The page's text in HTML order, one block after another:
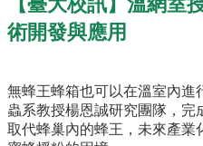
息
系
簡
介
系
術開發與應用
無蜂王蜂箱也可以在溫室內進
蟲系教授楊恩誠研究團隊，
取代蜂巢內的蜂王，未來產業